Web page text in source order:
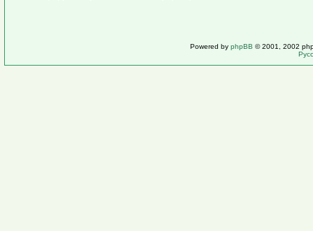
Powered by phpBB © 2001, 2002